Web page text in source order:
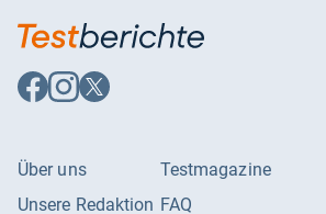
Auf
Facebook
Auf
Instagram
Auf
X
Über uns
Unsere Redaktion
Testmagazine
FAQ